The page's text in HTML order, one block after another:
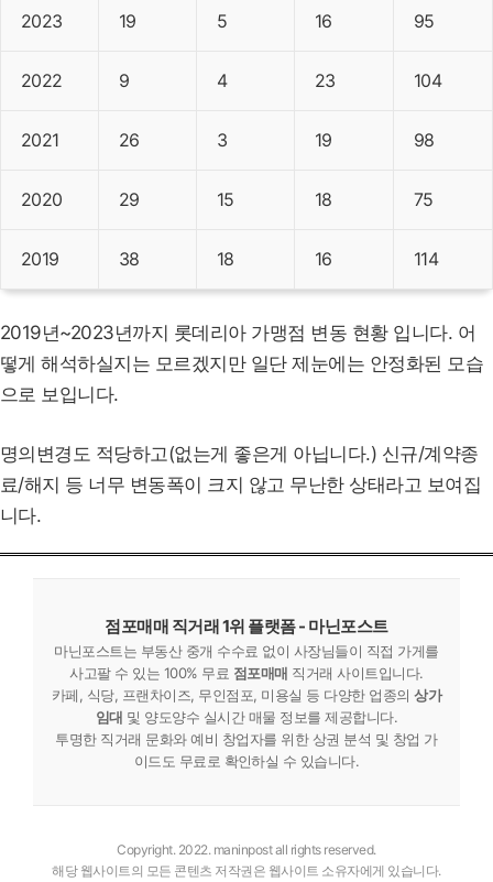
2023 19 5 16 95
2022 9 4 23 104
2021 26 3 19 98
2020 29 15 18 75
2019 38 18 16 114
2019년~2023년까지 롯데리아 가맹점 변동 현황 입니다. 어
떻게 해석하실지는 모르겠지만 일단 제눈에는 안정화된 모습
으로 보입니다.
명의변경도 적당하고(없는게 좋은게 아닙니다.) 신규/계약종
료/해지 등 너무 변동폭이 크지 않고 무난한 상태라고 보여집
니다.
점포매매 직거래 1위 플랫폼 - 마닌포스트
마닌포스트는 부동산 중개 수수료 없이 사장님들이 직접 가게를
사고팔 수 있는 100% 무료 점포매매 직거래 사이트입니다.
카페, 식당, 프랜차이즈, 무인점포, 미용실 등 다양한 업종의상가
임대 및 양도양수 실시간 매물 정보를 제공합니다.
투명한 직거래 문화와 예비 창업자를 위한 상권 분석 및 창업 가
이드도 무료로 확인하실 수 있습니다.
Copyright. 2022. maninpost all rights reserved.
해당 웹사이트의 모든 콘텐츠 저작권은 웹사이트 소유자에게 있습니다.